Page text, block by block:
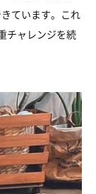
ています。これ
チャレンジを続